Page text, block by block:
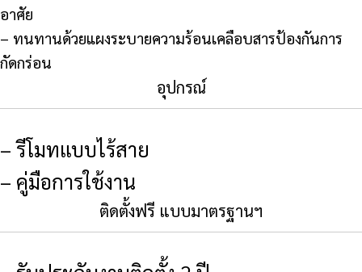
อาศัย
– ทนทานด้วยแผงระบายความร้อนเคลือบสารป้องกันการ
กัดกร่อน
อุปกรณ์
– รีโมทแบบไร้สาย
– คู่มือการใช้งาน
ติดตั้งฟรี แบบมาตรฐานฯ